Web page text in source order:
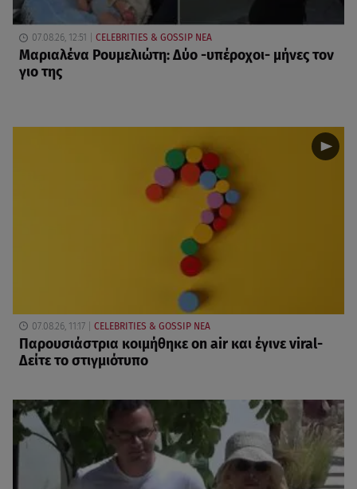
07.08.26, 12:51 CELEBRITIES & GOSSIP ΝΕΑ
Μαριαλένα Ρουμελιώτη: Δύο -υπέροχοι- μήνες τον
γιο της
07.08.26, 11:17 CELEBRITIES & GOSSIP ΝΕΑ
Παρουσιάστρια κοιμήθηκε on air και έγινε viral-
Δείτε το στιγμιότυπο